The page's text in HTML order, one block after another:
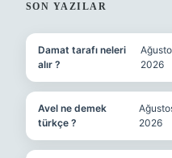
SIDEBAR
SON YAZILAR
Damat tarafı neleri
alır ?
2026
Avel ne demek
türkçe ?
2026